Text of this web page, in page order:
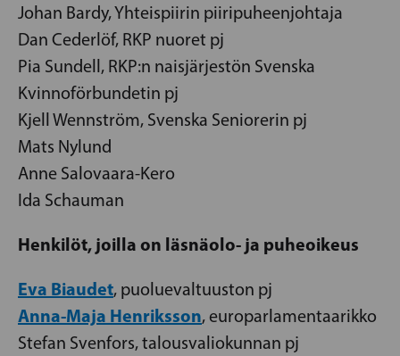
Johan Bardy, Yhteispiirin piiripuheenjohtaja
Dan Cederlöf, RKP nuoret pj
Pia Sundell, RKP:n naisjärjestön Svenska
Kvinnoförbundetin pj
Kjell Wennström, Svenska Seniorerin pj
Mats Nylund
Anne Salovaara-Kero
Ida Schauman
Henkilöt, joilla on läsnäolo- ja puheoikeus
Eva Biaudet, puoluevaltuuston pj
Anna-Maja Henriksson, europarlamentaarikko
Stefan Svenfors, talousvaliokunnan pj